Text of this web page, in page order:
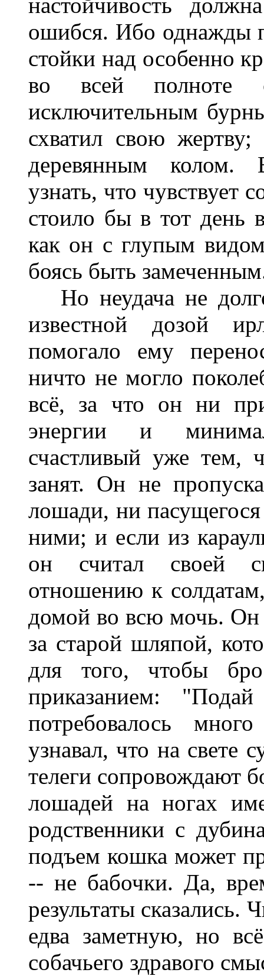
настойчивость
ошибся. Ибо однажды
стойки над особенно
во всей полноте
исключительным
схватил свою
деревянным колом.
узнать, что чувствует
стоило бы в тот день
как он с глупым
боясь быть
Но неудача не
известной дозой
помогало ему
ничто не могло
всё, за что он ни
энергии и
счастливый уже тем,
занят. Он не
лошади, ни пасущегося
ними; и если из
он считал своей
отношению к
домой во всю мочь. Он
за старой шляпой,
для того, чтобы
приказанием:
потребовалось
узнавал, что на свете
телеги сопровождают
лошадей на ногах
родственники с
подъем кошка может
-- не бабочки. Да,
результаты сказались.
едва заметную, но
собачьего здравого